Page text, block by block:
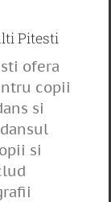
Pitesti
ofera
copii
si
si